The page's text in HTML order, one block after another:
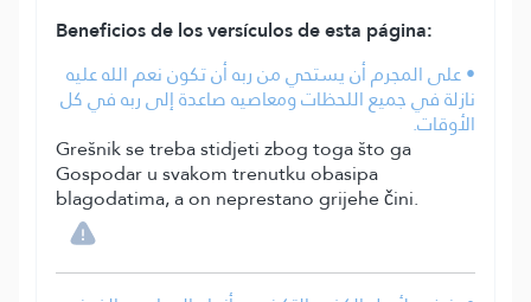
Beneficios de los versículos de esta página:
• على المجرم أن يستحي من ربه أن تكون نعم الله عليه
نازلة في جميع اللحظات ومعاصيه صاعدة إلى ربه في كل
الأوقات.
Grešnik se treba stidjeti zbog toga što ga
Gospodar u svakom trenutku obasipa
blagodatima, a on neprestano grijehe čini.